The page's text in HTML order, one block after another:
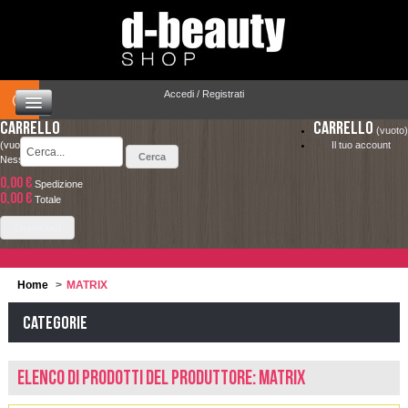
Accedi / Registrati
Carrello (vuoto)
Il tuo account
Carrello
(vuoto)
Nessun prodotto
0,00 € Spedizione
0,00 € Totale
HOME
VISO E CORPO
SOLARI
UOMO
LA SPEDIZIONE COSTA SOLO 4.90 € ED È
COMPLETAMENTE GRATUITA PER ORDINI
Home > MATRIX
Categorie
Elenco di prodotti del produttore: MATRIX